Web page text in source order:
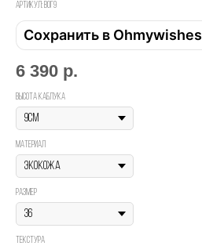
Артикул: Вог9
Сохранить в Ohmywishes
6 390 р.
Высота каблука
материал
размер
текстура